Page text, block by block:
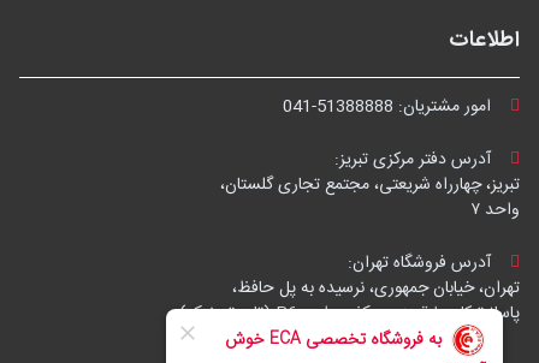
اطلاعات
امور مشتریان: 041-51388888
آدرس دفتر مرکزی تبریز:
تبریز، چهارراه شریعتی، مجتمع تجاری گلستان،
واحد ۷
آدرس فروشگاه تهران:
تهران، خیابان جمهوری، نرسیده به پل حافظ،
پاساژ توکل، طبقه زیرهمکف، واحد B6 (تاپ ترونیک)